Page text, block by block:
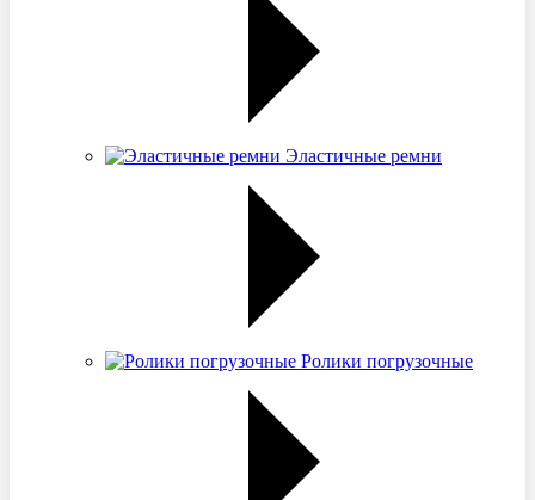
Эластичные ремни
Ролики погрузочные